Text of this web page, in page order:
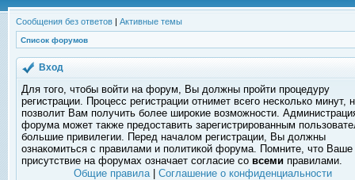
Сообщения без ответов | Активные темы
Список форумов
Вход
Для того, чтобы войти на форум, Вы должны пройти процедуру
регистрации. Процесс регистрации отнимет всего несколько минут,
позволит Вам получить более широкие возможности.
форума может также предоставить зарегистрированным
большие привилегии. Перед началом регистрации, Вы должны
ознакомиться с правилами и политикой форума. Помните, что Ваше
присутствие на форумах означает согласие со всеми правилами.
Общие правила| Соглашение о конфиденциальности